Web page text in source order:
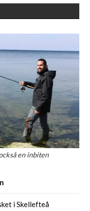
en inbiten
i Skellefteå